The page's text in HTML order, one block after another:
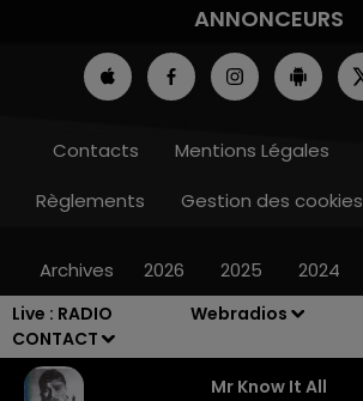
Live : RADIO
CONTACT
Webradios
Mr Know It All
ANNONCEURS
Contacts Mentions Légales
Règlements
Gestion des cookies
Archives 2026 2025 2024